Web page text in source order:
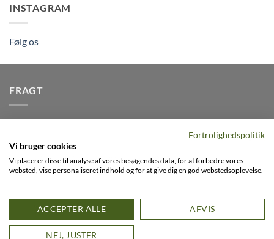
INSTAGRAM
Følg os
FRAGT
på alle pakker - Husk der er fri
levering på alle ordre over DKK395
Visa PayPal Stripe MasterCard
Cash
FACEBOOK INSTAGRAM VIMEO 0
Fortrolighedspolitik
Vi bruger cookies
Vi placerer disse til analyse af vores besøgendes data, for at forbedre vores
websted, vise personaliseret indhold og for at give dig en god webstedsoplevelse.
ACCEPTER ALLE AFVIS
NEJ, JUSTER